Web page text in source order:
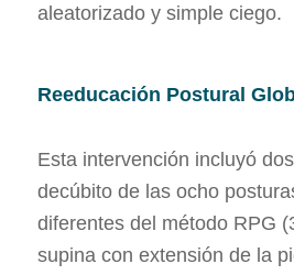
aleatorizado y simple ciego.
Reeducación Postural
Esta intervención incluyó
decúbito de las ocho
diferentes del método RPG
supina con extensión de la